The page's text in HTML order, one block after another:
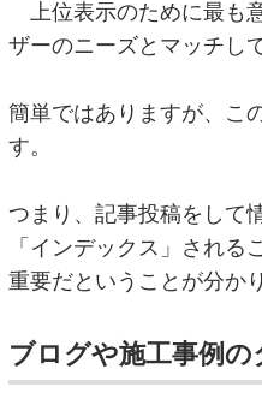
上位表示のために最も
ザーのニーズとマッチし
簡単ではありますが、こ
す。
つまり、記事投稿をして
「インデックス」され
重要だということが分か
ブログや施工事例